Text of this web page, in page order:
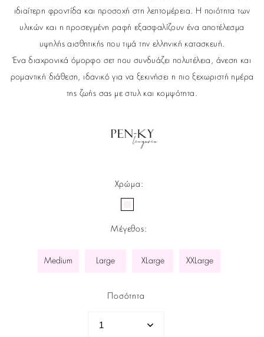
ιδιαίτερη φροντίδα και προσοχή στη λεπτομέρεια. Η ποιότητα των
υλικών και η προσεγμένη ραφή εξασφαλίζουν ένα αποτέλεσμα
υψηλής αισθητικής που τιμά την ελληνική κατασκευή.
Ένα διαχρονικά όμορφο σετ που συνδυάζει πολυτέλεια, άνεση και
ρομαντική διάθεση, ιδανικό για να ξεκινήσει η πιο ξεχωριστή ημέρα
της ζωής σας με στυλ και κομψότητα.
Χρώμα :
Μέγεθος:
Medium Large XLarge XXLarge
Ποσότητα